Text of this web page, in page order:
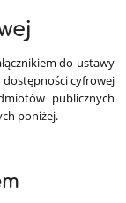
do ustawy
dostępności cyfrowej
publicznych
poniżej.